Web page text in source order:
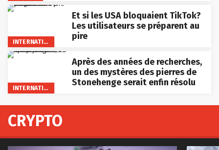
INTERNATIONAL
Et si les USA bloquaient TikTok?
Les utilisateurs se préparent au
pire
INTERNATIONAL
Après des années de recherches,
un des mystères des pierres de
Stonehenge serait enfin résolu
CRYPTO